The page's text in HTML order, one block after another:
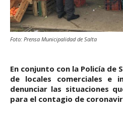
Foto: Prensa Municipalidad de Salta
En conjunto con la Policía de
de locales comerciales e
denunciar las situaciones
para el contagio de